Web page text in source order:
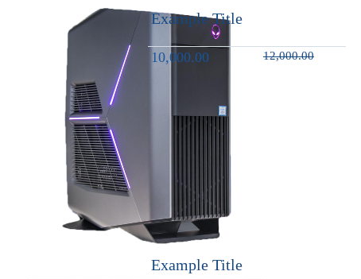
Example Title
10,000.00 12,000.00
Example Title